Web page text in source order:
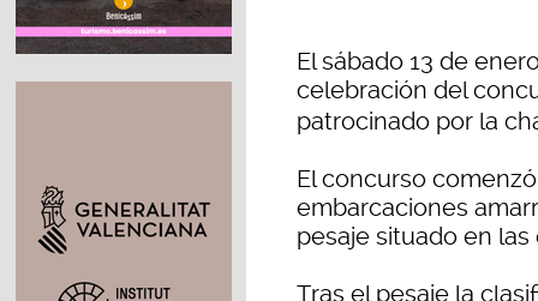
El sábado 13 de
celebración del
patrocinado por la
El concurso
embarcaciones
pesaje situado en
Tras el pesaje la